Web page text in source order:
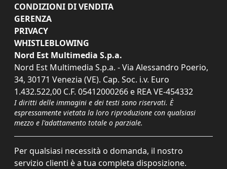
CONDIZIONI DI VENDITA
GERENZA
PRIVACY
WHISTLEBLOWING
Nord Est Multimedia S.p.a.
Nord Est Multimedia S.p.a. - Via Alessandro Poerio,
34, 30171 Venezia (VE). Cap. Soc. i.v. Euro
1.432.522,00 C.F. 05412000266 e REA VE-454332
I diritti delle immagini e dei testi sono riservati. È
espressamente vietata la loro riproduzione con qualsiasi
mezzo e l'adattamento totale o parziale.
Per qualsiasi necessità o domanda, il nostro
servizio clienti è a tua completa disposizione.